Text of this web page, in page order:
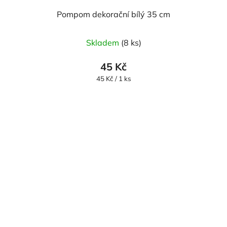
Pompom dekorační bílý 35 cm
Skladem (8 ks)
45 Kč
Měrná
45 Kč / 1 ks